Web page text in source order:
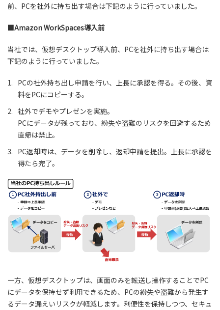
前、PCを社外に持ち出す場合は下記のように行っていました。
■Amazon WorkSpaces導入前
当社では、仮想デスクトップ導入前、PCを社外に持ち出す場合は
下記のように行っていました。
1. PCの社外持ち出し申請を行い、上長に承認を得る。その後、資
料をPCにコピーする。
2. 社外でデモやプレゼンを実施。
PCにデータが残っており、紛失や盗難のリスクを回避するため
直帰は禁止。
3. PC返却時は、データを削除し、返却申請を提出。上長に承認を
得たら完了。
一方、仮想デスクトップは、画面のみを転送し操作することでPC
にデータを保持せず利用できるため、PCの紛失や盗難から発生す
るデータ漏えいリスクが軽減します。利便性を保持しつつ、セキュ